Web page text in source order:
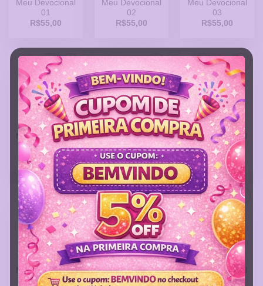
Meu Devocional
01
R$55,00
Meu Devocional
02
R$55,00
Meu Devocional
03
R$55,00
Adicionar
a Lista
de
Desejos
Meu Devocional
04
R$55,00
Adicionar
a Lista
de
Desejos
Meu Devocional
05
R$55,00
Adicionar
a Lista
de
Desejos
Meu Devocional
06
R$55,00
Adicionar
a Lista
de
Desejos
Meu Devocional
07
Adicionar
a Lista
de
Desejos
Meu Devocional
08
Adicionar
a Lista
de
Desejos
Meu Devocional
09